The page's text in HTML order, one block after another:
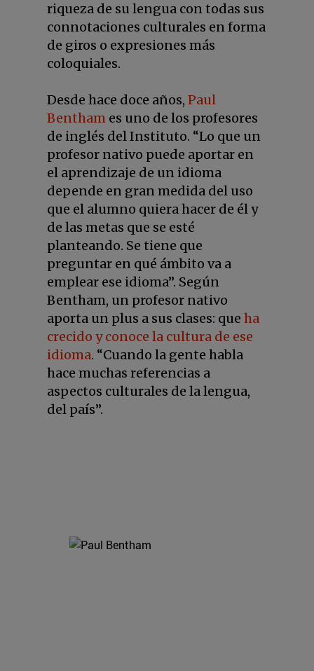
riqueza de su lengua con todas sus
connotaciones culturales en forma
de giros o expresiones más
coloquiales.
Desde hace doce años,Paul
Bentham es uno de los profesores
de inglés del Instituto. “Lo que un
profesor nativo puede aportar en
el aprendizaje de un idioma
depende en gran medida del uso
que el alumno quiera hacer de él y
de las metas que se esté
planteando. Se tiene que
preguntar en qué ámbito va a
emplear ese idioma”. Según
Bentham, un profesor nativo
aporta un plus a sus clases: queha
crecido y conoce la cultura de ese
idioma. “Cuando la gente habla
hace muchas referencias a
aspectos culturales de la lengua,
del país”.